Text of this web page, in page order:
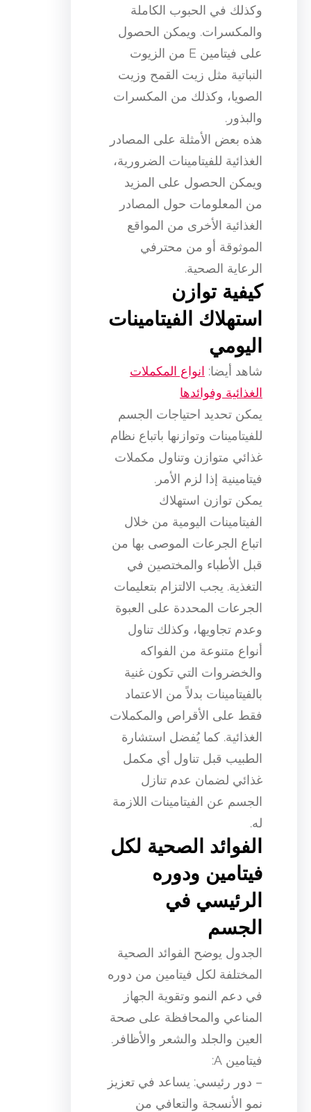
وكذلك في الحبوب الكاملة
والمكسرات. ويمكن الحصول
على فيتامين E من الزيوت
النباتية مثل زيت القمح وزيت
الصويا، وكذلك من المكسرات
والبذور.
هذه بعض الأمثلة على المصادر
الغذائية للفيتامينات الضرورية،
ويمكن الحصول على المزيد
من المعلومات حول المصادر
الغذائية الأخرى من المواقع
الموثوقة أو من محترفي
الرعاية الصحية.
كيفية توازن
استهلاك الفيتامينات
اليومي
شاهد أيضا: انواع المكملات
الغذائية وفوائدها
يمكن تحديد احتياجات الجسم
للفيتامينات وتوازنها باتباع نظام
غذائي متوازن وتناول مكملات
فيتامينية إذا لزم الأمر.
يمكن توازن استهلاك
الفيتامينات اليومية من خلال
اتباع الجرعات الموصى بها من
قبل الأطباء والمختصين في
التغذية. يجب الالتزام بتعليمات
الجرعات المحددة على العبوة
وعدم تجاويها، وكذلك تناول
أنواع متنوعة من الفواكه
والخضروات التي تكون غنية
بالفيتامينات بدلاً من الاعتماد
فقط على الأقراص والمكملات
الغذائية. كما يُفضل استشارة
الطبيب قبل تناول أي مكمل
غذائي لضمان عدم تنازل
الجسم عن الفيتامينات اللازمة
له.
الفوائد الصحية لكل
فيتامين ودوره
الرئيسي في
الجسم
الجدول يوضح الفوائد الصحية
المختلفة لكل فيتامين من دوره
في دعم النمو وتقوية الجهاز
المناعي والمحافظة على صحة
العين والجلد والشعر والأظافر.
فيتامين A:
– دور رئيسي: يساعد في تعزيز
نمو الأنسجة والتعافي من